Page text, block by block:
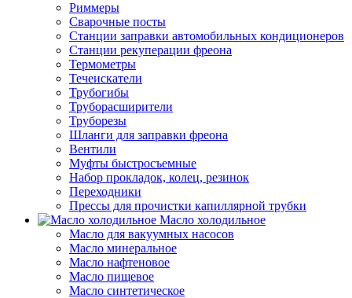
Риммеры
Сварочные посты
Станции заправки автомобильных кондиционеров
Станции рекуперации фреона
Термометры
Течеискатели
Трубогибы
Труборасширители
Труборезы
Шланги для заправки фреона
Вентили
Муфты быстросъемные
Набор прокладок, колец, резинок
Переходники
Прессы для прочистки капиллярной трубки
Масло холодильное
Масло для вакуумных насосов
Масло минеральное
Масло нафтеновое
Масло пищевое
Масло синтетическое